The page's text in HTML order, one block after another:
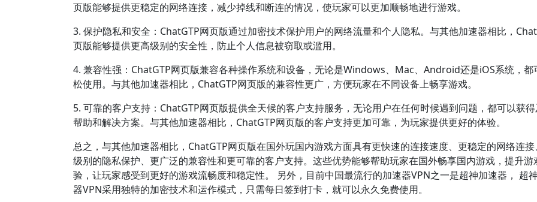
页版能够提供更稳定的网络连接，减少掉线和断连的情况，使玩家可以更加顺畅地进行游戏。
3. 保护隐私和安全：ChatGTP网页版通过加密技术保护用户的网络流量和个人隐私。与其他加速器相比，
页版能够提供更高级别的安全性，防止个人信息被窃取或滥用。
4. 兼容性强：ChatGTP网页版兼容各种操作系统和设备，无论是Windows、Mac、Android还是iOS系统，都
松使用。与其他加速器相比，ChatGTP网页版的兼容性更广，方便玩家在不同设备上畅享游戏。
5. 可靠的客户支持：ChatGTP网页版提供全天候的客户支持服务，无论用户在任何时候遇到问题，都可以获
帮助和解决方案。与其他加速器相比，ChatGTP网页版的客户支持更加可靠，为玩家提供更好的体验。
总之，与其他加速器相比，ChatGTP网页版在国外玩国内游戏方面具有更快速的连接速度、更稳定的网络连
级别的隐私保护、更广泛的兼容性和更可靠的客户支持。这些优势能够帮助玩家在国外畅享国内游戏，提升游
验，让玩家感受到更好的游戏流畅度和稳定性。 另外，目前中国最流行的加速器VPN之一是超神加速器， 超
器VPN采用独特的加密技术和运作模式，只需每日签到打卡，就可以永久免费使用。